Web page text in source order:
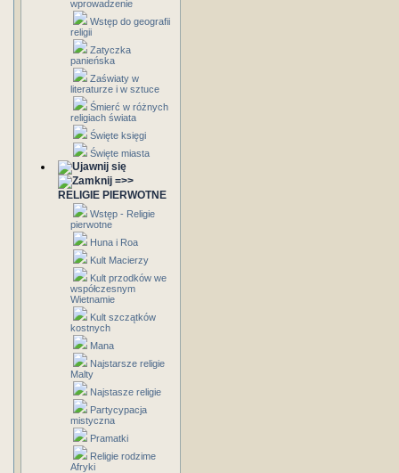
wprowadzenie
Wstęp do geografii
religii
Zatyczka
panieńska
Zaświaty w
literaturze i w sztuce
Śmierć w różnych
religiach świata
Święte księgi
Święte miasta
=>>
RELIGIE PIERWOTNE
Wstęp - Religie
pierwotne
Huna i Roa
Kult Macierzy
Kult przodków we
współczesnym
Wietnamie
Kult szczątków
kostnych
Mana
Najstarsze religie
Malty
Najstasze religie
Partycypacja
mistyczna
Pramatki
Religie rodzime
Afryki